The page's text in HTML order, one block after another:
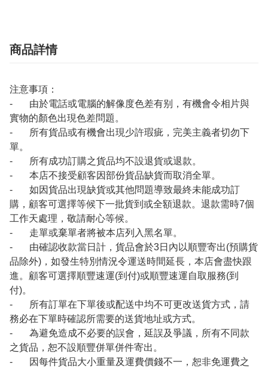
商品詳情
注意事項：
- 由於電話或電腦的解像度色差有别，有機會令相片與
實物的顏色出現色差問題。
- 所有貨品或有機會出現少許瑕疵，完美主義者切勿下
單。
- 所有成功訂購之貨品均不設退貨或退款。
- 本店不接受顧客因部份貨品缺貨而取消全單。
- 如因貨品出現缺貨或其他問題導致最終未能成功訂
購，顧客可選擇等候下一批貨到或全額退款。退款需時7個
工作天處理，敬請耐心等候。
- 走單或棄單者將被本店列入黑名單。
- 由確認收款當日計，貨品會於3日內以順豐寄出(預購貨
品除外)，如發生特別情況令運送時間延長，本店會盡快跟
進。顧客可選擇順豐速運(到付)或順豐速運自取服務(到
付)。
- 所有訂單在下單後或配送中均不可更改送貨方式，請
務必在下單時確認所需要的送貨地址或方式。
- 為避免造成不必要的誤會，延誤及爭議，所有不同款
之貨品，恕不設順豐併單併件寄出。
- 因每件貨品大小重量及運費價錢不一，恕非免運費之